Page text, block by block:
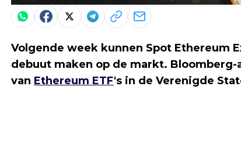
Volgende week kunnen Spot Ethereum
debuut maken op de markt.
van Ethereum ETF's in de Verenigde